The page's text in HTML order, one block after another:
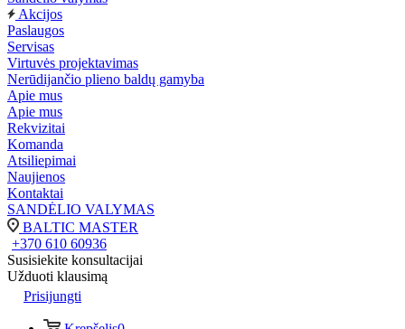
Akcijos
Paslaugos
Servisas
Virtuvės projektavimas
Nerūdijančio plieno baldų gamyba
Apie mus
Apie mus
Rekvizitai
Komanda
Atsiliepimai
Naujienos
Kontaktai
SANDĖLIO VALYMAS
BALTIC MASTER
+370 610 60936
Susisiekite konsultacijai
Užduoti klausimą
Prisijungti